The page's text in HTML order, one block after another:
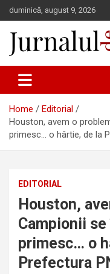
Skip
to
content
duminică, august 9, 2026
Jurnalul de
Home
Editorial
Houston, avem o
primesc… o hârtie, de la
EDITORIAL
Houston,
Campionii
primesc… o
Prefectura